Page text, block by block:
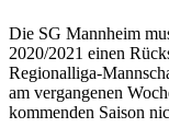
Die SG Mannheim
2020/2021 einen
Regionalliga-
am vergangenen
kommenden Saison